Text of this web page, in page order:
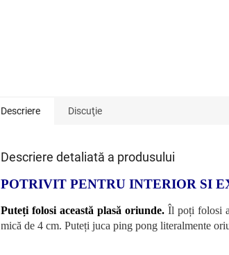
Descriere Discuţie
Descriere detaliată a produsului
POTRIVIT PENTRU INTERIOR SI
Puteți folosi această plasă oriunde. Îl poți folosi
mică de 4 cm. Puteți juca ping pong literalmente